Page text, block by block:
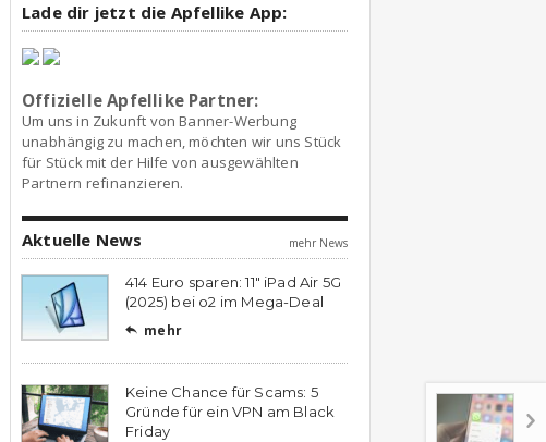
Lade dir jetzt die Apfellike App:
Offizielle Apfellike Partner:
Um uns in Zukunft von Banner-Werbung
unabhängig zu machen, möchten wir uns Stück
für Stück mit der Hilfe von ausgewählten
Partnern refinanzieren.
Aktuelle News mehr News
414 Euro sparen: 11″ iPad Air 5G
(2025) bei o2 im Mega-Deal
 mehr
Keine Chance für Scams: 5
Gründe für ein VPN am Black
Friday